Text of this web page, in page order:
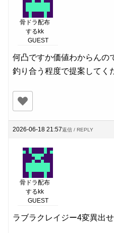
骨ドラ配布
するkk
GUEST
何凸ですか価値わからんの
釣り合う程度で提案してく
2026-06-18 21:57返信 / REPLY
骨ドラ配布
するkk
GUEST
ラブラクレイジー4変異出